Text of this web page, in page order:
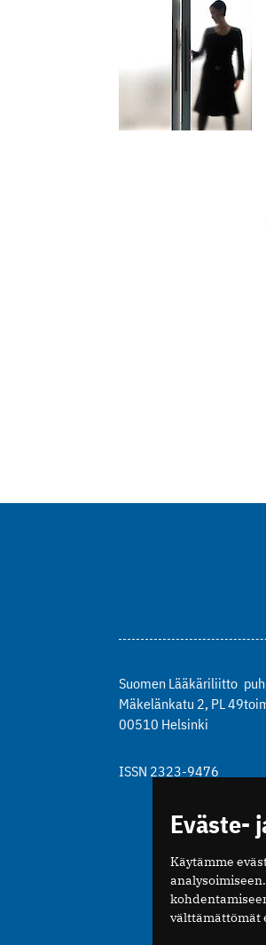
Suomen Lääkäriliitto
Mäkelänkatu 2, PL 49
00510 Helsinki
ISSN 2323-9476
Eväste-
Käytämme
välttämättömät